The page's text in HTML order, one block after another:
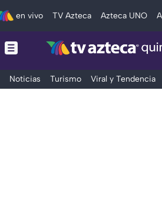
en vivo TV Azteca Azteca UNO
Noticias Turismo Viral y Tendencia